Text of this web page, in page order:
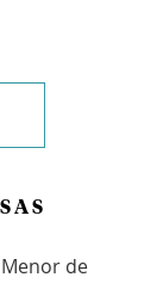
A S
Menor de